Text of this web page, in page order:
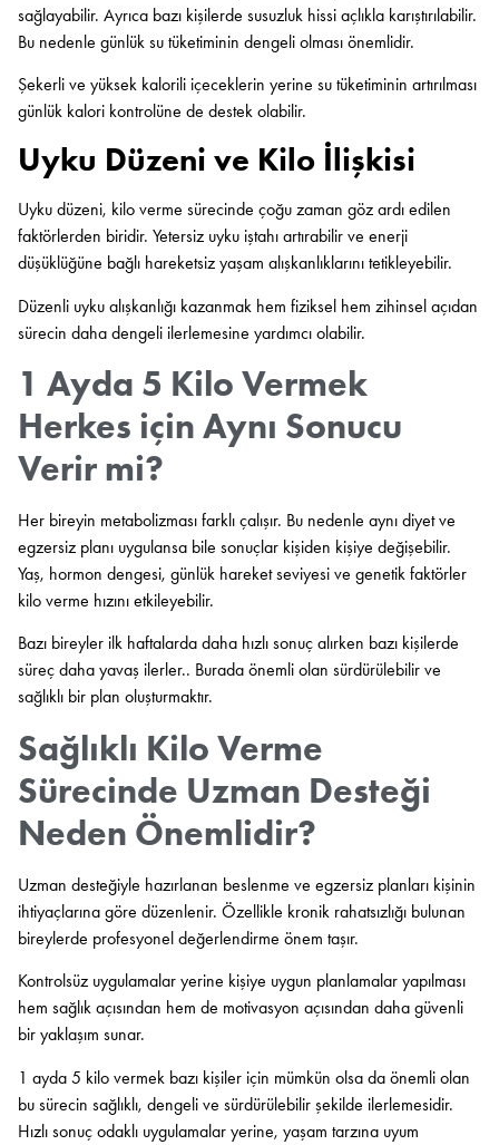
sağlayabilir. Ayrıca bazı kişilerde susuzluk hissi açlıkla karıştırılabilir.
Bu nedenle günlük su tüketiminin dengeli olması önemlidir.
Şekerli ve yüksek kalorili içeceklerin yerine su tüketiminin artırılması
günlük kalori kontrolüne de destek olabilir.
Uyku Düzeni ve Kilo İlişkisi
Uyku düzeni, kilo verme sürecinde çoğu zaman göz ardı edilen
faktörlerden biridir. Yetersiz uyku iştahı artırabilir ve enerji
düşüklüğüne bağlı hareketsiz yaşam alışkanlıklarını tetikleyebilir.
Düzenli uyku alışkanlığı kazanmak hem fiziksel hem zihinsel açıdan
sürecin daha dengeli ilerlemesine yardımcı olabilir.
1 Ayda 5 Kilo Vermek
Herkes için Aynı Sonucu
Verir mi?
Her bireyin metabolizması farklı çalışır. Bu nedenle aynı diyet ve
egzersiz planı uygulansa bile sonuçlar kişiden kişiye değişebilir.
Yaş, hormon dengesi, günlük hareket seviyesi ve genetik faktörler
kilo verme hızını etkileyebilir.
Bazı bireyler ilk haftalarda daha hızlı sonuç alırken bazı kişilerde
süreç daha yavaş ilerler.. Burada önemli olan sürdürülebilir ve
sağlıklı bir plan oluşturmaktır.
Sağlıklı Kilo Verme
Sürecinde Uzman Desteği
Neden Önemlidir?
Uzman desteğiyle hazırlanan beslenme ve egzersiz planları kişinin
ihtiyaçlarına göre düzenlenir. Özellikle kronik rahatsızlığı bulunan
bireylerde profesyonel değerlendirme önem taşır.
Kontrolsüz uygulamalar yerine kişiye uygun planlamalar yapılması
hem sağlık açısından hem de motivasyon açısından daha güvenli
bir yaklaşım sunar.
1 ayda 5 kilo vermek bazı kişiler için mümkün olsa da önemli olan
bu sürecin sağlıklı, dengeli ve sürdürülebilir şekilde ilerlemesidir.
Hızlı sonuç odaklı uygulamalar yerine, yaşam tarzına uyum